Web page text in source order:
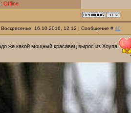
Offline
Воскресенье, 16.10.2016, 12:12 | Сообщение # 40
же какой мощный красавец вырос из Хоупа